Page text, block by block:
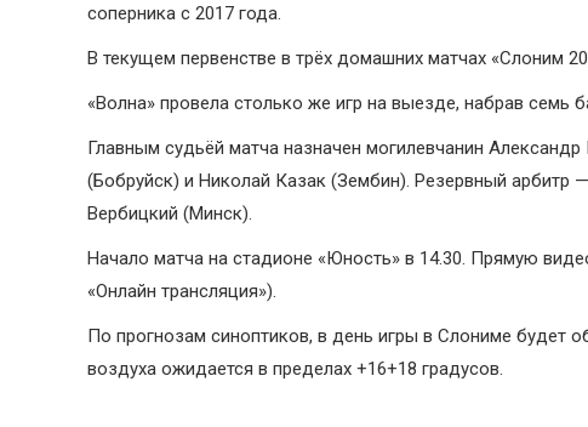
соперника с 2017 года.
В текущем первенстве в трёх домашних матчах «Слоним
«Волна» провела столько же игр на выезде, набрав семь
Главным судьёй матча назначен могилевчанин
(Бобруйск) и Николай Казак (Зембин). Резервный арбитр
Вербицкий (Минск).
Начало матча на стадионе «Юность» в 14.30. Прямую
«Онлайн трансляция»).
По прогнозам синоптиков, в день игры в Слониме будет
воздуха ожидается в пределах +16+18 градусов.